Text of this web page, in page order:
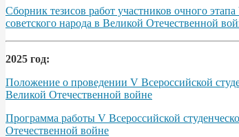
Сборник тезисов работ участников очного
советского народа в Великой Отечественной
2025 год:
Положение о проведении V Всероссийской
Великой Отечественной войне
Программа работы V Всероссийской
Отечественной войне